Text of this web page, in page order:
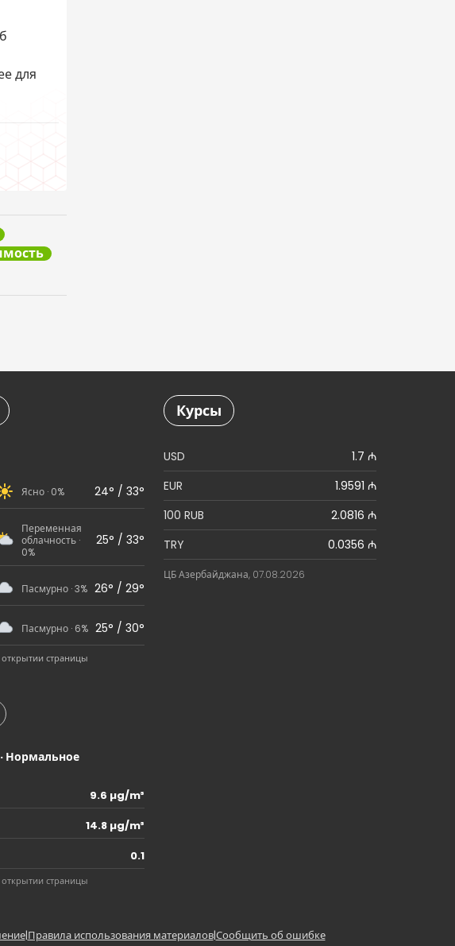
для
Ясно · 0% 24° / 33°
Переменная
облачность ·
0%
25° / 33°
Пасмурно · 3% 26° / 29°
Пасмурно · 6% 25° / 30°
страницы
Нормальное
9.6 µg/m³
14.8 µg/m³
0.1
страницы
Курсы
USD
1.7 ₼
EUR
1.9591 ₼
100 RUB
2.0816 ₼
TRY
0.0356 ₼
ЦБ Азербайджана, 07.08.2026
|Правила использования материалов|Сообщить об ошибке